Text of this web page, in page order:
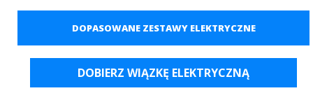
DOPASOWANE ZESTAWY ELEKTRYCZNE
DOBIERZ WIĄZKĘ ELEKTRYCZNĄ